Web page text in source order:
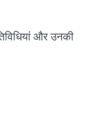
और उनकी